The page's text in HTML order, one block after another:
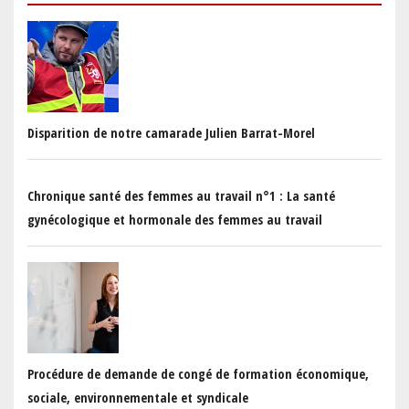
Disparition de notre camarade Julien Barrat-Morel
Chronique santé des femmes au travail n°1 : La santé
gynécologique et hormonale des femmes au travail
Procédure de demande de congé de formation économique,
sociale, environnementale et syndicale